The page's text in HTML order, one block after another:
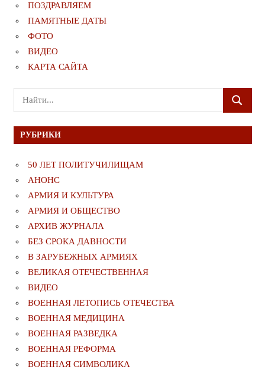
ПОЗДРАВЛЯЕМ
ПАМЯТНЫЕ ДАТЫ
ФОТО
ВИДЕО
КАРТА САЙТА
Поиск
для:
ПОИСК
РУБРИКИ
50 ЛЕТ ПОЛИТУЧИЛИЩАМ
АНОНС
АРМИЯ И КУЛЬТУРА
АРМИЯ И ОБЩЕСТВО
АРХИВ ЖУРНАЛА
БЕЗ СРОКА ДАВНОСТИ
В ЗАРУБЕЖНЫХ АРМИЯХ
ВЕЛИКАЯ ОТЕЧЕСТВЕННАЯ
ВИДЕО
ВОЕННАЯ ЛЕТОПИСЬ ОТЕЧЕСТВА
ВОЕННАЯ МЕДИЦИНА
ВОЕННАЯ РАЗВЕДКА
ВОЕННАЯ РЕФОРМА
ВОЕННАЯ СИМВОЛИКА